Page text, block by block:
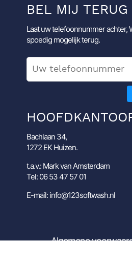
BEL MIJ TERUG
Laat uw telefoonnummer achter,
spoedig mogelijk terug.
Bachlaan 34,
1272 EK Huizen.
t.a.v.: Mark van Amsterdam
Tel: 06 53 47 57 01
E-mail: info@123softwash.nl
Algemene